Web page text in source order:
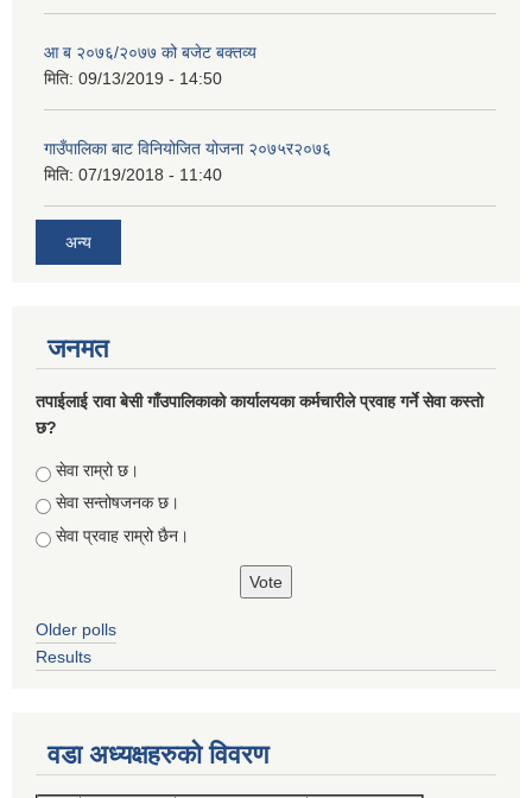
आ ब २०७६/२०७७ को बजेट बक्तव्य
मिति: 09/13/2019 - 14:50
गाउँपालिका बाट विनियोजित योजना २०७५र२०७६
मिति: 07/19/2018 - 11:40
अन्य
जनमत
तपाईलाई रावा बेसी गाँउपालिकाको कार्यालयका कर्मचारीले प्रवाह गर्ने सेवा कस्तो
छ?
Choices
सेवा राम्रो छ।
सेवा सन्तोषजनक छ।
सेवा प्रवाह राम्रो छैन।
Older polls
Results
वडा अध्यक्षहरुको विवरण